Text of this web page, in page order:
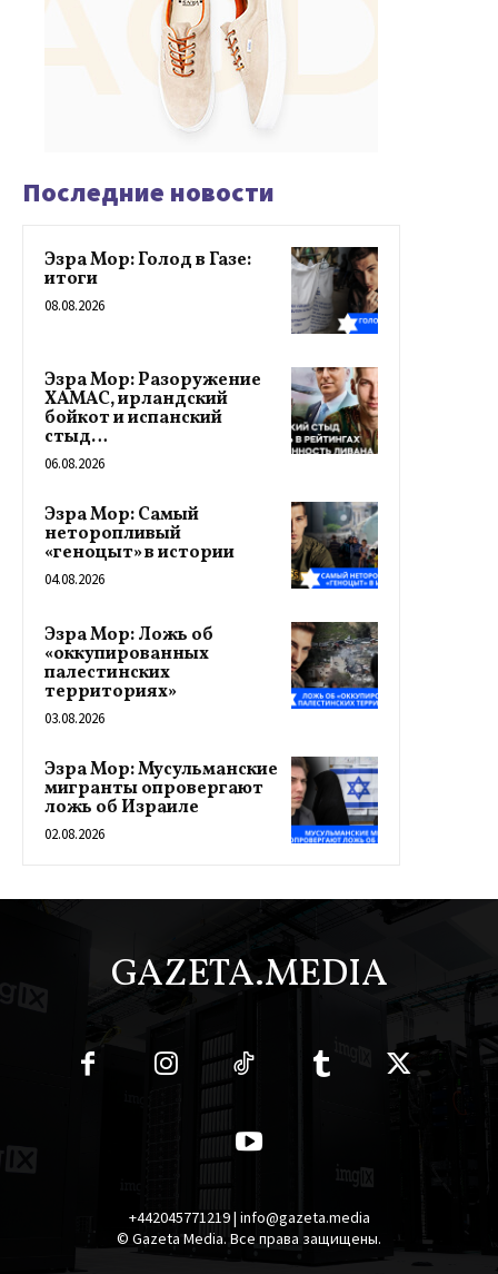
Последние новости
Эзра Мор: Голод в Газе:
итоги
08.08.2026
Эзра Мор: Разоружение
ХАМАС, ирландский
бойкот и испанский
стыд…
06.08.2026
Эзра Мор: Самый
неторопливый
«геноцыт» в истории
04.08.2026
Эзра Мор: Ложь об
«оккупированных
палестинских
территориях»
03.08.2026
Эзра Мор: Мусульманские
мигранты опровергают
ложь об Израиле
02.08.2026
GAZETA.MEDIA
+442045771219 | info@gazeta.media
© Gazeta Media. Все права защищены.